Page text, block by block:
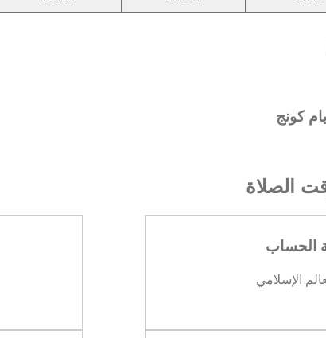
كونج
الصلاة
الحساب
الإسلامي